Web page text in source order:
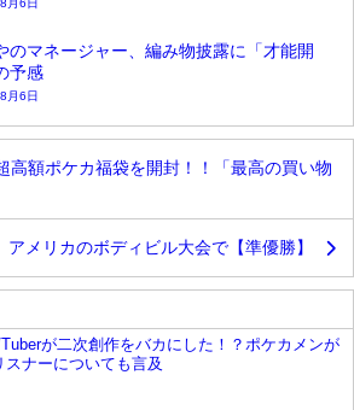
月6日
のマネージャー、編み物披露に「才能開
予感
月6日
高額ポケカ福袋を開封！！「最高の買い物
アメリカのボディビル大会で【準優勝】
が二次創作をバカにした！？ポケカメンが
スナーについても言及